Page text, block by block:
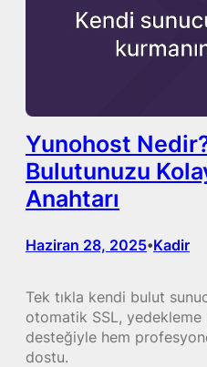
Yunohost
Bulutunuzu
Anahtarı
Haziran 28, 2025•Kadir
Tek tıkla kendi bulut
otomatik SSL,
desteğiyle hem
dostu.